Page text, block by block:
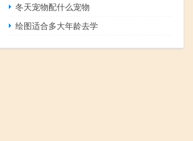
冬天宠物配什么宠物
绘图适合多大年龄去学